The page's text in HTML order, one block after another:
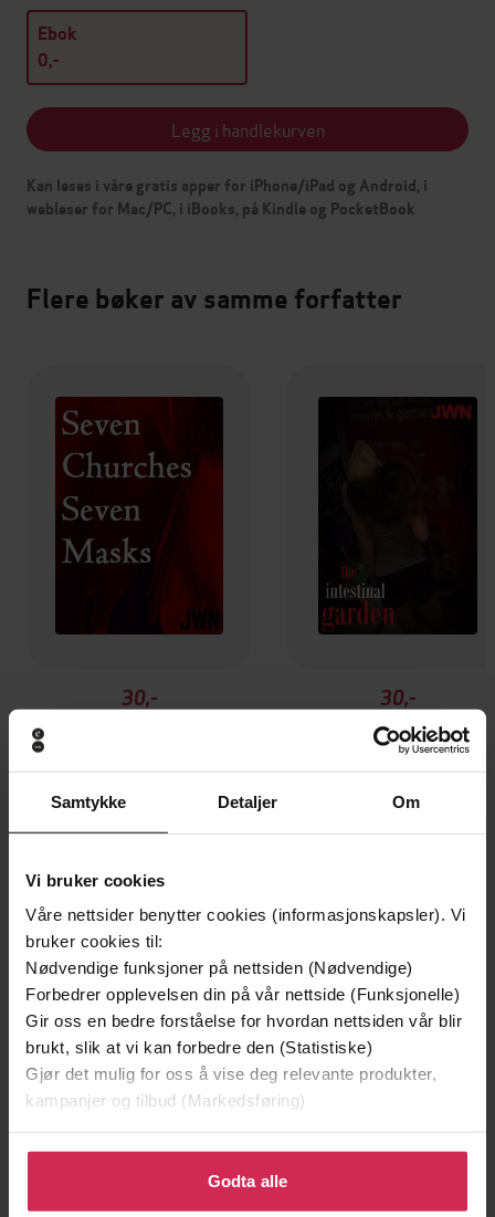
Samtykke Detaljer Om
Vi bruker cookies
Våre nettsider benytter cookies (informasjonskapsler). Vi
bruker cookies til:
Nødvendige funksjoner på nettsiden (Nødvendige)
Forbedrer opplevelsen din på vår nettside (Funksjonelle)
Gir oss en bedre forståelse for hvordan nettsiden vår blir
brukt, slik at vi kan forbedre den (Statistiske)
Gjør det mulig for oss å vise deg relevante produkter,
kampanjer og tilbud (Markedsføring)
Klikk på «Godta alle» for å gi oss ditt samtykke til å
bruke cookies for alle disse formålene. Du kan også
tilpasse ditt samtykke til spesifikke formål ved å klikke
Godta alle
Ebok
0,-
Legg i handlekurven
Kan leses i våre gratis apper for iPhone/iPad og Android, i
webleser for Mac/PC, i iBooks, på Kindle og PocketBook
Flere bøker av samme forfatter
30,-
30,-
The Intestinal Garden
Johnny W. Nyhagen
Andre har også kjøpt
Premium
Vinner av Rivertonprisen
Premium
Første gang på tilbud